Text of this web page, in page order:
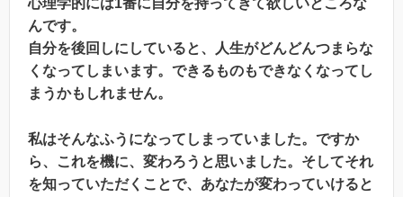
心理学的には1番に自分を持ってきて欲しいところな
んです。
自分を後回しにしていると、人生がどんどんつまらな
くなってしまいます。できるものもできなくなってし
まうかもしれません。
私はそんなふうになってしまっていました。ですか
ら、これを機に、変わろうと思いました。そしてそれ
を知っていただくことで、あなたが変わっていけると